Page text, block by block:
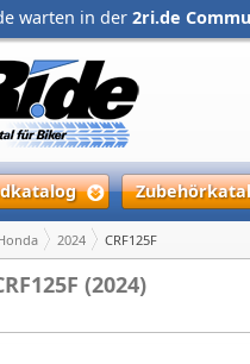
warten in der 2ri.de
2024 CRF125F
(2024)